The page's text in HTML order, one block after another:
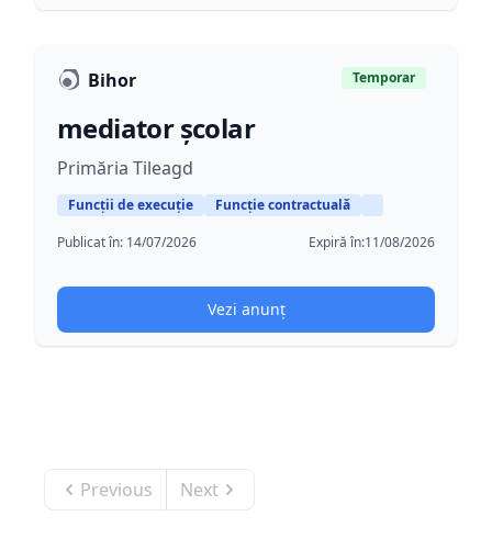
Bihor Temporar
mediator școlar
Primăria Tileagd
Funcții de execuție
Funcție contractuală
Publicat în: 14/07/2026 Expiră în:11/08/2026
Vezi anunț
Previous Next